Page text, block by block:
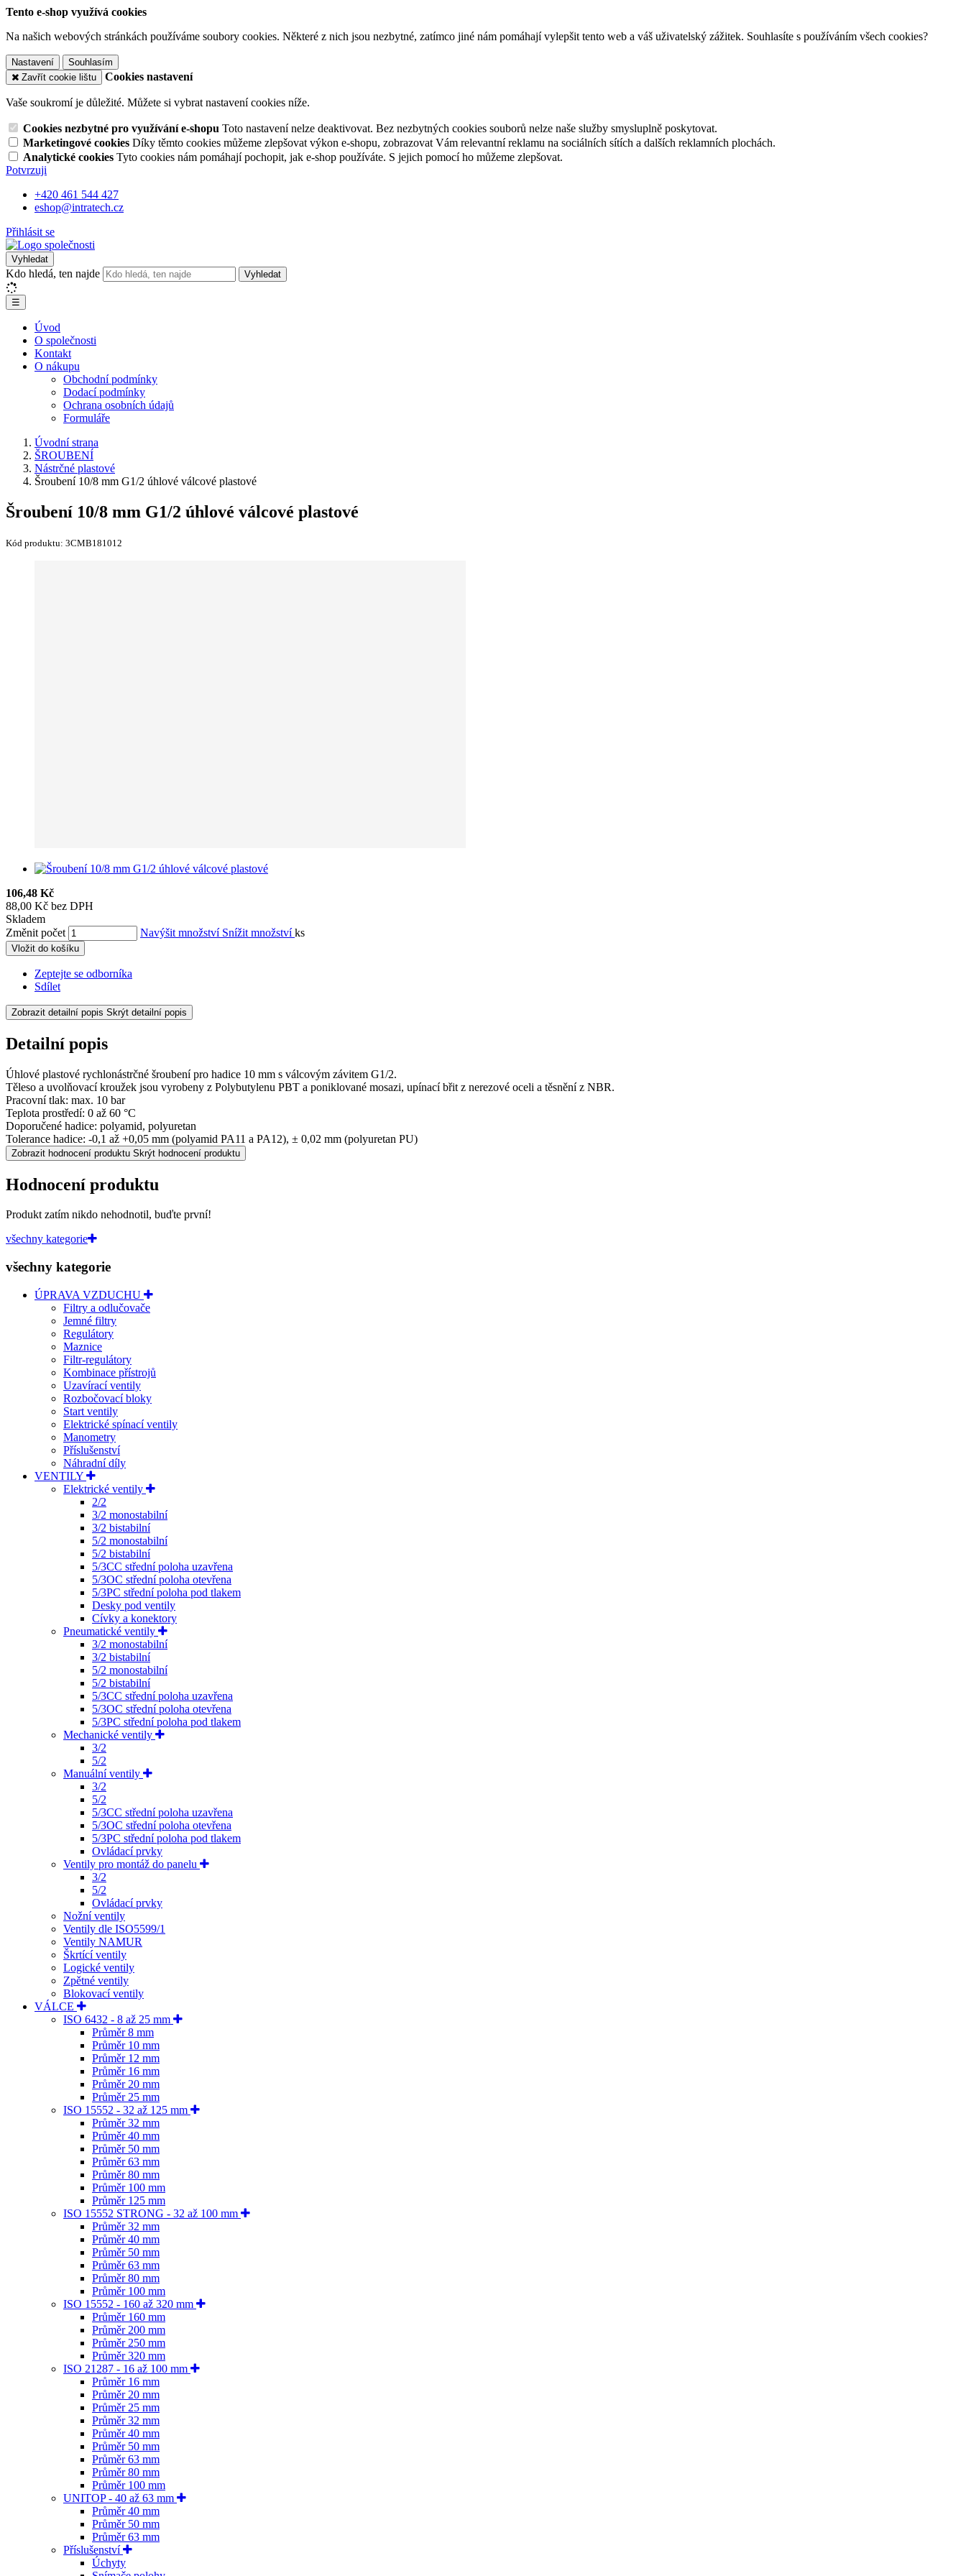
Tento e-shop využívá cookies
Na našich webových stránkách používáme soubory cookies. Některé z nich jsou nezbytné, zatímco jiné nám pomáhají vylepšit tento web a váš uživatelský zážitek. Souhlasíte s používáním všech cookies?
Nastavení
Souhlasím
Zavřít cookie lištu
Cookies nastavení
Vaše soukromí je důležité. Můžete si vybrat nastavení cookies níže.
Cookies nezbytné pro využívání e-shopu Toto nastavení nelze deaktivovat. Bez nezbytných cookies souborů nelze naše služby smysluplně poskytovat.
Marketingové cookies Díky těmto cookies můžeme zlepšovat výkon e-shopu, zobrazovat Vám relevantní reklamu na sociálních sítích a dalších reklamních plochách.
Analytické cookies Tyto cookies nám pomáhají pochopit, jak e-shop používáte. S jejich pomocí ho můžeme zlepšovat.
Potvrzuji
+420 461 544 427
eshop@intratech.cz
Přihlásit se
Vyhledat
Kdo hledá, ten najde Vyhledat
☰
Úvod
O společnosti
Kontakt
O nákupu
Obchodní podmínky
Dodací podmínky
Ochrana osobních údajů
Formuláře
Úvodní strana
ŠROUBENÍ
Nástrčné plastové
Šroubení 10/8 mm G1/2 úhlové válcové plastové
Šroubení 10/8 mm G1/2 úhlové válcové plastové
Kód produktu: 3CMB181012
106,48 Kč
88,00 Kč bez DPH
Skladem
Změnit počet
Navýšit množství Snížit množstvíks
Vložit do košíku
Zeptejte se odborníka
Sdílet
Zobrazit detailní popis Skrýt detailní popis
Detailní popis
Úhlové plastové rychlonástrčné šroubení pro hadice 10 mm s válcovým závitem G1/2.
Těleso a uvolňovací kroužek jsou vyrobeny z Polybutylenu PBT a poniklované mosazi, upínací břit z nerezové oceli a těsnění z NBR.
Pracovní tlak: max. 10 bar
Teplota prostředí: 0 až 60 °C
Doporučené hadice: polyamid, polyuretan
Tolerance hadice: -0,1 až +0,05 mm (polyamid PA11 a PA12), ± 0,02 mm (polyuretan PU)
Zobrazit hodnocení produktu Skrýt hodnocení produktu
Hodnocení produktu
Produkt zatím nikdo nehodnotil, buďte první!
všechny kategorie
všechny kategorie
ÚPRAVA VZDUCHU
Filtry a odlučovače
Jemné filtry
Regulátory
Maznice
Filtr-regulátory
Kombinace přístrojů
Uzavírací ventily
Rozbočovací bloky
Start ventily
Elektrické spínací ventily
Manometry
Příslušenství
Náhradní díly
VENTILY
Elektrické ventily
2/2
3/2 monostabilní
3/2 bistabilní
5/2 monostabilní
5/2 bistabilní
5/3CC střední poloha uzavřena
5/3OC střední poloha otevřena
5/3PC střední poloha pod tlakem
Desky pod ventily
Cívky a konektory
Pneumatické ventily
3/2 monostabilní
3/2 bistabilní
5/2 monostabilní
5/2 bistabilní
5/3CC střední poloha uzavřena
5/3OC střední poloha otevřena
5/3PC střední poloha pod tlakem
Mechanické ventily
3/2
5/2
Manuální ventily
3/2
5/2
5/3CC střední poloha uzavřena
5/3OC střední poloha otevřena
5/3PC střední poloha pod tlakem
Ovládací prvky
Ventily pro montáž do panelu
3/2
5/2
Ovládací prvky
Nožní ventily
Ventily dle ISO5599/1
Ventily NAMUR
Škrtící ventily
Logické ventily
Zpětné ventily
Blokovací ventily
VÁLCE
ISO 6432 - 8 až 25 mm
Průměr 8 mm
Průměr 10 mm
Průměr 12 mm
Průměr 16 mm
Průměr 20 mm
Průměr 25 mm
ISO 15552 - 32 až 125 mm
Průměr 32 mm
Průměr 40 mm
Průměr 50 mm
Průměr 63 mm
Průměr 80 mm
Průměr 100 mm
Průměr 125 mm
ISO 15552 STRONG - 32 až 100 mm
Průměr 32 mm
Průměr 40 mm
Průměr 50 mm
Průměr 63 mm
Průměr 80 mm
Průměr 100 mm
ISO 15552 - 160 až 320 mm
Průměr 160 mm
Průměr 200 mm
Průměr 250 mm
Průměr 320 mm
ISO 21287 - 16 až 100 mm
Průměr 16 mm
Průměr 20 mm
Průměr 25 mm
Průměr 32 mm
Průměr 40 mm
Průměr 50 mm
Průměr 63 mm
Průměr 80 mm
Průměr 100 mm
UNITOP - 40 až 63 mm
Průměr 40 mm
Průměr 50 mm
Průměr 63 mm
Příslušenství
Úchyty